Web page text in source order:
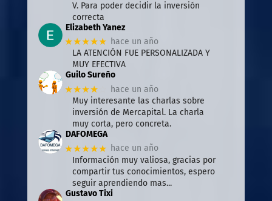
V. Para poder decidir la inversión
correcta
Elizabeth Yanez
★★★★★ hace un año
LA ATENCIÓN FUE PERSONALIZADA Y
MUY EFECTIVA
Guilo Sureño
★★★★
hace un año
Muy interesante las charlas sobre
inversión de Mercapital. La charla
muy corta, pero concreta.
DAFOMEGA
★★★★★ hace un año
Información muy valiosa, gracias por
compartir tus conocimientos, espero
seguir aprendiendo mas...
Gustavo Tixi